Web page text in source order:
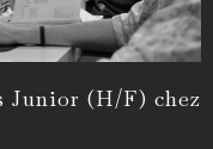
Junior (H/F) chez